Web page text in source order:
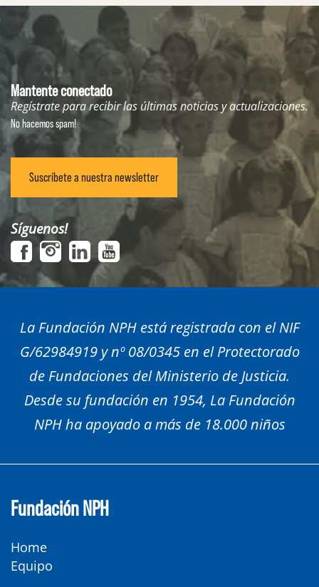
Mantente conectado
Regístrate para recibir las últimas noticias y actualizaciones.
No hacemos spam!
Suscríbete a nuestra newsletter
Síguenos!
La Fundación NPH está registrada con el NIF
G/62984919 y nº 08/0345 en el Protectorado
de Fundaciones del Ministerio de Justicia.
Desde su fundación en 1954, La Fundación
NPH ha apoyado a más de 18.000 niños
Fundación NPH
Home
Equipo